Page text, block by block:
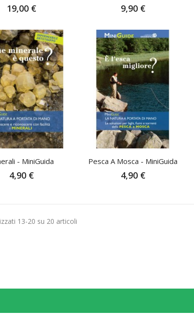
19,00 € 9,90 €
- MiniGuida
4,90 €
Pesca A Mosca - MiniGuida
4,90 €
13-20 su 20 articoli